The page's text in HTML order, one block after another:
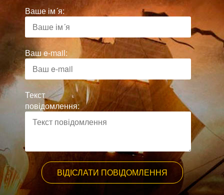
Ваше ім´я:
Ваш e-mail:
Текст
повідомлення:
ВІДІСЛАТИ ПОВІДОМЛЕННЯ